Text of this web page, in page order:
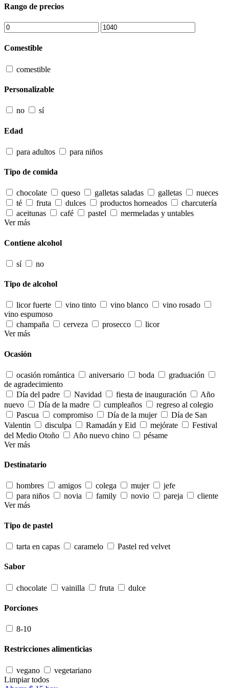
Rango de precios
Comestible
comestible
Personalizable
no sí
Edad
para adultos para niños
Tipo de comida
chocolate queso galletas saladas galletas
nueces
té
fruta dulces productos horneados
charcutería
aceitunas
café pastel
mermeladas y untables
Ver más
Contiene alcohol
sí no
Tipo de alcohol
licor fuerte vino tinto vino blanco
vino rosado
vino espumoso
champaña
cerveza prosecco
licor
Ver más
Ocasión
ocasión romántica aniversario boda
graduación
de agradecimiento
Día del padre
Navidad fiesta de inauguración
Año
nuevo
Día de la madre cumpleaños
regreso al colegio
Pascua
compromiso Día de la mujer
Día de San
Valentin
disculpa Ramadán y Eid mejórate
Festival
del Medio Otoño
Año nuevo chino
pésame
Ver más
Destinatario
hombres amigos colega mujer
jefe
para niños
novia family novio pareja
cliente
Ver más
Tipo de pastel
tarta en capas caramelo Pastel red velvet
Sabor
chocolate vainilla fruta dulce
Porciones
8-10
Restricciones alimenticias
vegano
vegetariano
Limpiar todos